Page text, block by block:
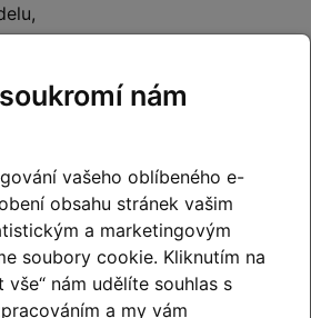
Center - naši mechanici vždy
originální náhradní díly
pravidelně školení.
Partner– diagnostika,
pohonů Bosch.
nám
vašeho oblíbeného e-
obsahu stránek vašim
a marketingovým
soubory cookie. Kliknutím na
nám udělíte souhlas s
a my vám